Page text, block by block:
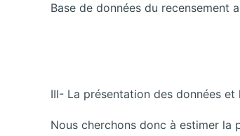
Base de données du recensement
III- La présentation des données
Nous cherchons donc à estimer la